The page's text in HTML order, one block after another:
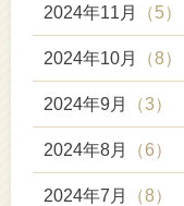
2024年11月 （5）
2024年10月 （8）
2024年9月 （3）
2024年8月 （6）
2024年7月 （8）